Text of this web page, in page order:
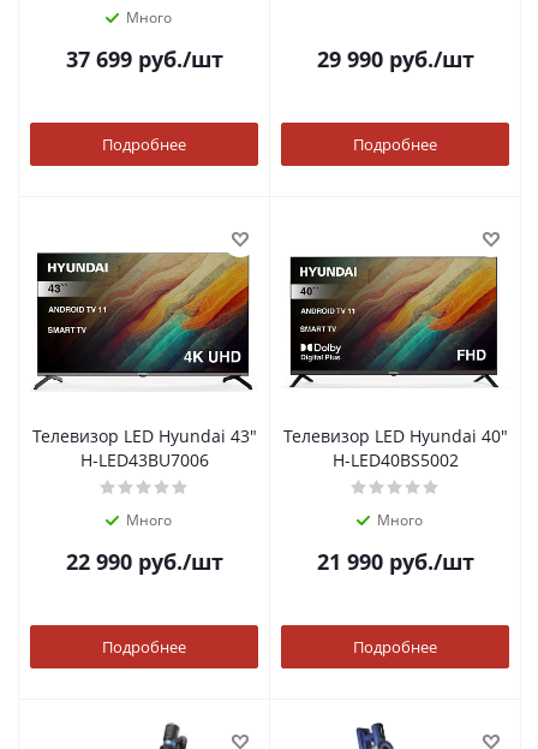
Много
37 699руб./шт
Подробнее
29 990руб./шт
Подробнее
Телевизор LED Hyundai 43"
H-LED43BU7006
Много
22 990руб./шт
Подробнее
Телевизор LED Hyundai 40"
H-LED40BS5002
Много
21 990руб./шт
Подробнее